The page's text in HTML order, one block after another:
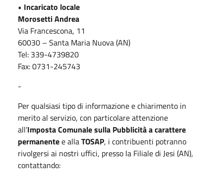
• Incaricato locale
Morosetti Andrea
Via Francescona, 11
60030 – Santa Maria Nuova (AN)
Tel: 339-4739820
Fax: 0731-245743
-
Per qualsiasi tipo di informazione e chiarimento in
merito al servizio, con particolare attenzione
all’Imposta Comunale sulla Pubblicità a carattere
permanenteeallaTOSAP, i contribuenti potranno
rivolgersi ai nostri uffici, presso la Filiale di Jesi (AN),
contattando: